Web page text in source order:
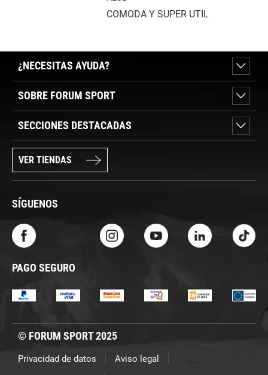
COMODA Y SUPER UTIL
¿NECESITAS AYUDA?
SOBRE FORUM SPORT
SECCIONES DESTACADAS
VER TIENDAS
SÍGUENOS
PAGO SEGURO
© FORUM SPORT 2025
Privacidad de datos
Aviso legal